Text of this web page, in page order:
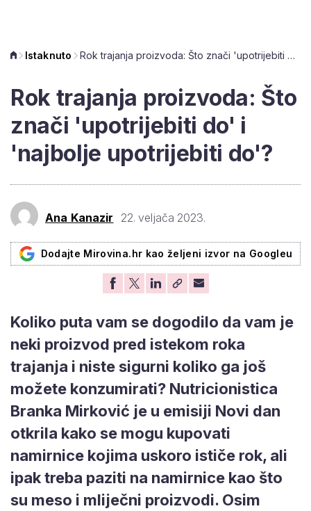
Istaknuto Rok trajanja proizvoda: Što znači 'upotrijebiti do' i 'najbolje upotrijebiti do'?
Rok trajanja proizvoda: Što
znači 'upotrijebiti do' i
'najbolje upotrijebiti do'?
Ana Kanazir 22. veljača 2023.
Dodajte Mirovina.hr kao željeni izvor na Googleu
Koliko puta vam se dogodilo da vam je
neki proizvod pred istekom roka
trajanja i niste sigurni koliko ga još
možete konzumirati? Nutricionistica
Branka Mirković je u emisiji Novi dan
otkrila kako se mogu kupovati
namirnice kojima uskoro ističe rok, ali
ipak treba paziti na namirnice kao što
su meso i mliječni proizvodi. Osim